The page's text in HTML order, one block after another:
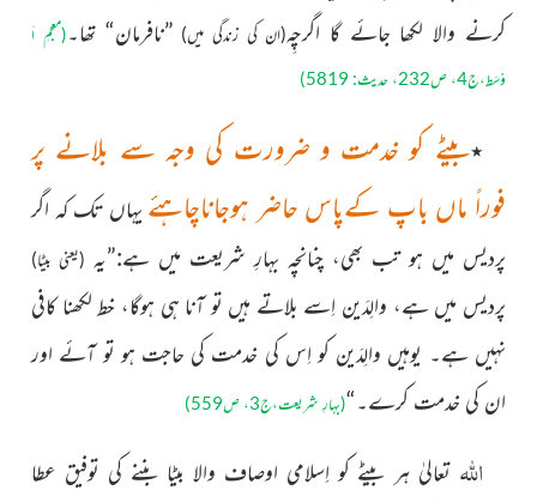
کرنے والا لکھا جائے گا اگرچِہ(ان کی زندگی میں) ”نافرمان“ تھا۔(معجمِ اَ
وْسَط،ج4، ص232، حدیث: 5819)
٭بیٹے کو خدمت و ضرورت کی وجہ سے بلانے پر
فوراً ماں باپ کےپاس حاضر ہوجاناچاہئے یہاں تک کہ اگر
پردیس میں ہو تب بھی، چنانچہ بہارِ شریعت میں ہے:”یہ (یعنی بیٹا)
پردیس میں ہے، والِدَین اِسے بلاتے ہیں تو آنا ہی ہوگا، خط لکھنا کافی
نہیں ہے۔ یوہیں والِدَین کو اِس کی خدمت کی حاجت ہو تو آئے اور
ان کی خدمت کرے۔“(بہارِ شریعت،ج3، ص559)
اللہ تعالیٰ ہر بیٹے کو اِسلامی اوصاف والا بیٹا بننے کی توفیق عطا